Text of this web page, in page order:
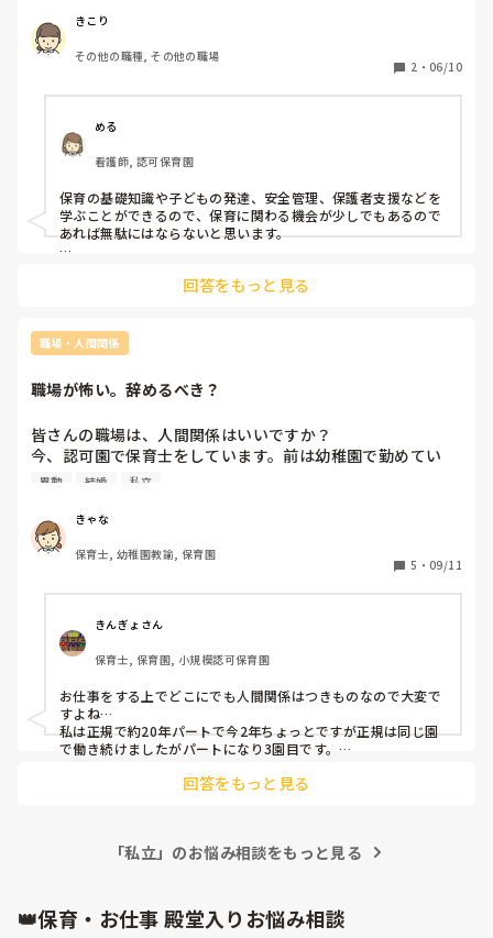
はあります。
経理全般任されていますし、今後も保育に入ることはなさそ
うだと思いますが、子育て支援員の資格ってあったほうがい
中途半端にとるより、自分の仕事の経理を勉強した方が良い
か、迷います。園内研修やキャリアアップ研修も受けていま
すが、そもそも保育の基礎がないなぁと感じることがたくさ
んあります。
子育て支援員研修は、どんなことが習得できるんでしょう
か？
きこり
その他の職種, その他の職場
2 ・ 06/10
める
看護師, 認可保育園
保育の基礎知識や子どもの発達、安全管理、保護者支援などを
学ぶことができるので、保育に関わる機会が少しでもあるので
あれば無駄にはならないと思います。
を預かる場面や保護者の方と接する機会もあるようですので、
資格取得が目的というより、「保育の基礎を学びたい」という
気持ちがあるなら受講する価値はあると感じます😊
回答をもっと見る
職場・人間関係
職場が怖い。辞めるべき？
皆さんの職場は、人間関係はいいですか？
今、認可園で保育士をしています。前は幼稚園で勤めてい
て、2園目です。
の環境としては園長、主任が意地悪で話すと長いので割愛さ
せて頂きますが2人とも威圧的な態度や話し方で常に職員の
粗探しをしてこそこそ悪口を言っていたり、ミーティングの
時は毎度変に部活のような変な空気になったり、行事も楽し
くやりたいのに粗探しや説教ばかりで変な空気になり、ビク
ビクしながら過ごすしかなく楽しめません。
自分たちのミスも私たち一般職員のせい？になり平謝りの毎
日です。
上以外の一般職員は関係がよく、協力し合いやっております
が結局上がこんな感じなので毎日職場に行くのが怖いです。
こんな感じなので今年度いっぱいで辞めようかなと言ってい
る人が結構いるのが現状です。(去年度末は誰も退職しませ
時には園長も主任も今の人たちではなく、その人たちはすご
の主任も異動してしまいました。
異動 結婚 私立
きゃな
保育士, 幼稚園教諭, 保育園
5 ・ 09/11
きんぎょさん
保育士, 保育園, 小規模認可保育園
お仕事をする上でどこにでも人間関係はつきものなので大変で
すよね…
私は正規で約20年パートで今2年ちょっとですが正規は同じ園
で働き続けましたがパートになり3園目です。
をする保育士はいたり、パワハラ、マタハラがあったりしまし
正直全ていい先生いい環境という園は限りなく少ないのではな
働くしかないかと最近は思い始めています。
回答をもっと見る
「私立」のお悩み相談をもっと見る
👑保育・お仕事 殿堂入りお悩み相談